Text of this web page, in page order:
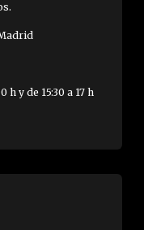
h y de 15:30 a 17 h